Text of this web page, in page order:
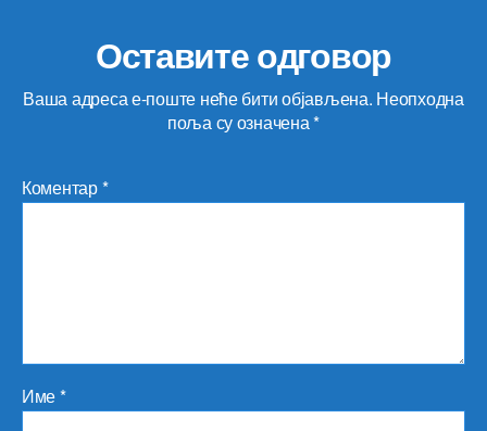
Оставите одговор
Ваша адреса е-поште неће бити објављена. Неопходна
поља су означена*
Коментар*
Име*